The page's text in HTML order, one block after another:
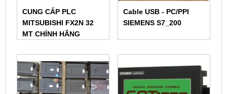
CUNG CẤP PLC
MITSUBISHI FX2N 32
MT CHÍNH HÃNG
Cable USB - PC/PPI
SIEMENS S7_200